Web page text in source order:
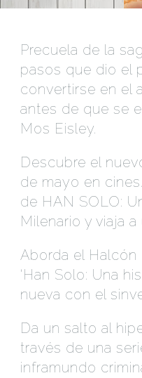
Precuela de la
pasos que dio el
convertirse en el
antes de que se
Mos Eisley.
Descubre el
de mayo en
de HAN SOLO:
Milenario y viaja
Aborda el Halcón
‘Han Solo: Una
nueva con el
Da un salto al
través de una
inframundo